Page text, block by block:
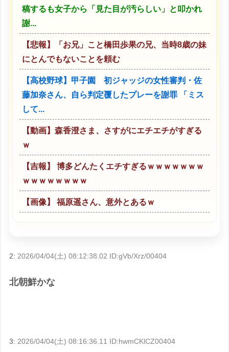
稿するも女子から「見た目が汚らしい」と叩かれ
謝...
【悲報】「お兄」こと橋田歩果の兄、当時8歳の妹
にとんでもないことを頼む
【高校野球】甲子園 初ジャッジの女性審判・佐
藤加奈さん、自ら判定覆したプレーを謝罪 「ミス
して...
【動画】森香澄さま、さすがにエチエチがすぎる
ｗ
【吉報】 博多どんたくエチすぎるｗｗｗｗｗｗｗ
ｗｗｗｗｗｗｗｗ
【画像】 福原遥さん、意外とあるｗ
2: 2026/04/04(土) 08:12:38.02 ID:gVb/Xrz/00404
北朝鮮かな
3: 2026/04/04(土) 08:16:36.11 ID:hwmCKlCZ00404